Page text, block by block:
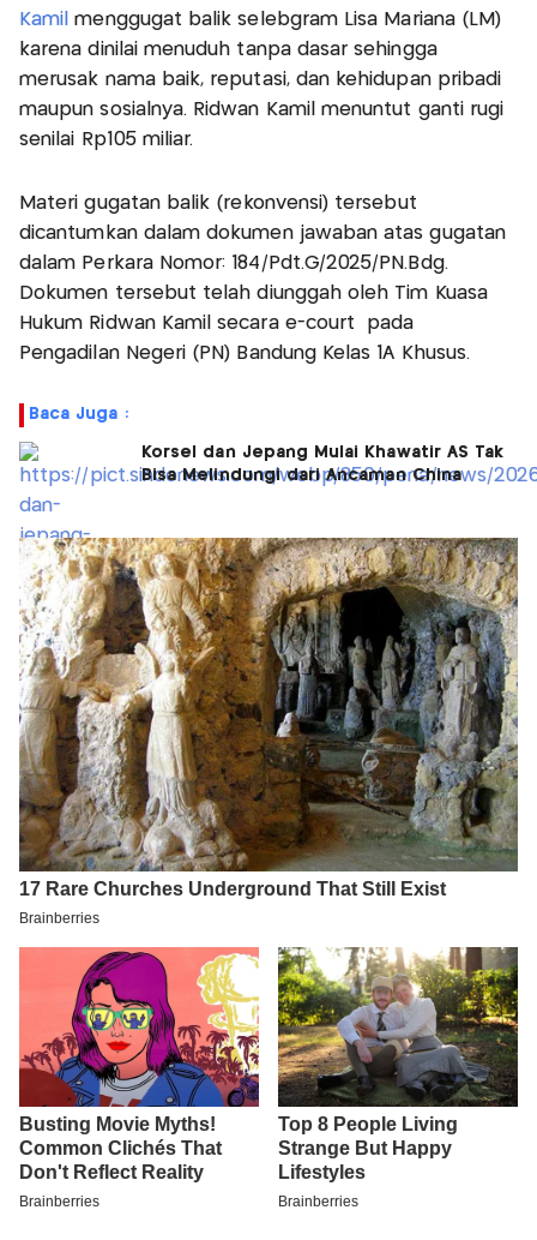
Kamilmenggugat balik selebgram Lisa Mariana (LM)
karena dinilai menuduh tanpa dasar sehingga
merusak nama baik, reputasi, dan kehidupan pribadi
maupun sosialnya. Ridwan Kamil menuntut ganti rugi
senilai Rp105 miliar.
Materi gugatan balik (rekonvensi) tersebut
dicantumkan dalam dokumen jawaban atas gugatan
dalam Perkara Nomor: 184/Pdt.G/2025/PN.Bdg.
Dokumen tersebut telah diunggah oleh Tim Kuasa
Hukum Ridwan Kamil secara e-court pada
Pengadilan Negeri (PN) Bandung Kelas 1A Khusus.
Baca Juga :
Korsel dan Jepang Mulai Khawatir AS Tak
Bisa Melindungi dari Ancaman China